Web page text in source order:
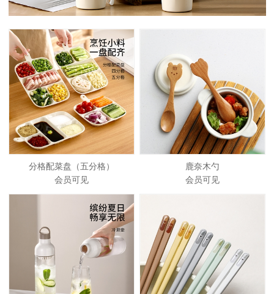
分格配菜盘（五分格）
会员可见
鹿奈木勺
会员可见